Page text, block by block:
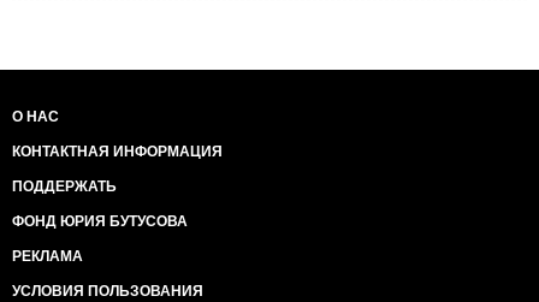
О НАС
КОНТАКТНАЯ ИНФОРМАЦИЯ
ПОДДЕРЖАТЬ
ФОНД ЮРИЯ БУТУСОВА
РЕКЛАМА
УСЛОВИЯ ПОЛЬЗОВАНИЯ